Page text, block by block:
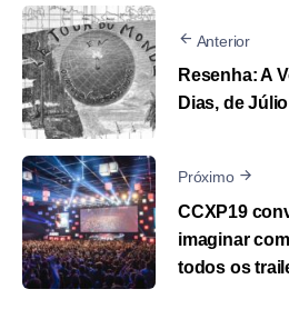
Anterior
Resenha: A
Dias, de
Próximo
CCXP19
imaginar
todos os